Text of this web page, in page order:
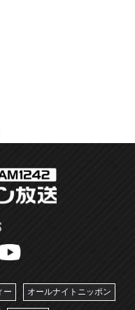
ー オールナイトニッポン